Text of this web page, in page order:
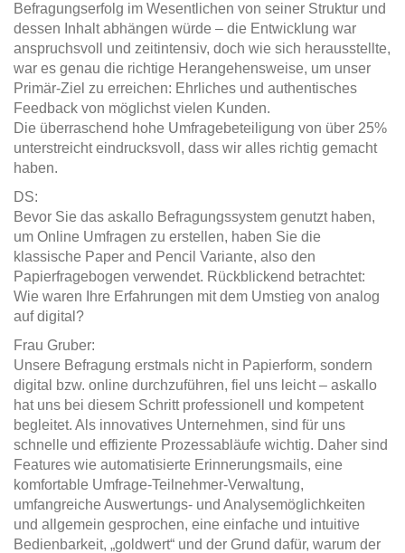
Befragungserfolg im Wesentlichen von seiner Struktur und
dessen Inhalt abhängen würde – die Entwicklung war
anspruchsvoll und zeitintensiv, doch wie sich herausstellte,
war es genau die richtige Herangehensweise, um unser
Primär-Ziel zu erreichen: Ehrliches und authentisches
Feedback von möglichst vielen Kunden.
Die überraschend hohe Umfragebeteiligung von über 25%
unterstreicht eindrucksvoll, dass wir alles richtig gemacht
haben.
DS:
Bevor Sie das askallo Befragungssystem genutzt haben,
um Online Umfragen zu erstellen, haben Sie die
klassische Paper and Pencil Variante, also den
Papierfragebogen verwendet. Rückblickend betrachtet:
Wie waren Ihre Erfahrungen mit dem Umstieg von analog
auf digital?
Frau Gruber:
Unsere Befragung erstmals nicht in Papierform, sondern
digital bzw. online durchzuführen, fiel uns leicht – askallo
hat uns bei diesem Schritt professionell und kompetent
begleitet. Als innovatives Unternehmen, sind für uns
schnelle und effiziente Prozessabläufe wichtig. Daher sind
Features wie automatisierte Erinnerungsmails, eine
komfortable Umfrage-Teilnehmer-Verwaltung,
umfangreiche Auswertungs- und Analysemöglichkeiten
und allgemein gesprochen, eine einfache und intuitive
Bedienbarkeit, „goldwert“ und der Grund dafür, warum der